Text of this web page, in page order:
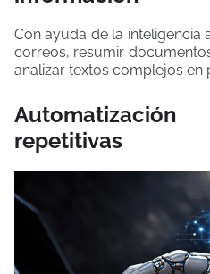
Con ayuda de la inteligencia
correos, resumir
analizar textos complejos en
repetitivas